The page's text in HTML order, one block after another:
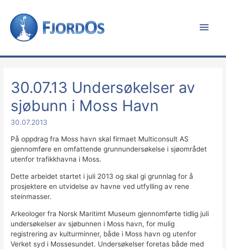
30.07.13 Undersøkelser av
sjøbunn i Moss Havn
30.07.2013
På oppdrag fra Moss havn skal firmaet Multiconsult AS
gjennomføre en omfattende grunnundersøkelse i sjøområdet
utenfor trafikkhavna i Moss.
Dette arbeidet startet i juli 2013 og skal gi grunnlag for å
prosjektere en utvidelse av havne ved utfylling av rene
steinmasser.
Arkeologer fra Norsk Maritimt Museum gjennomførte tidlig juli
undersøkelser av sjøbunnen i Moss havn, for mulig
registrering av kulturminner, både i Moss havn og utenfor
Verket syd i Mossesundet. Undersøkelser foretas både med